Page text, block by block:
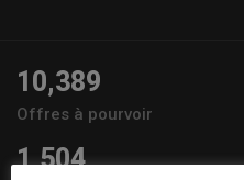
10,389
Offres à pourvoir
1,504